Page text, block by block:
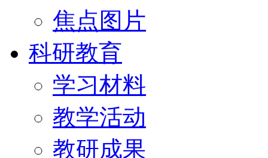
焦点图片
科研教育
学习材料
教学活动
教研成果